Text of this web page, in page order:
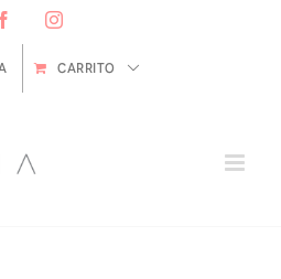
FacebookInstagram
CARRITO